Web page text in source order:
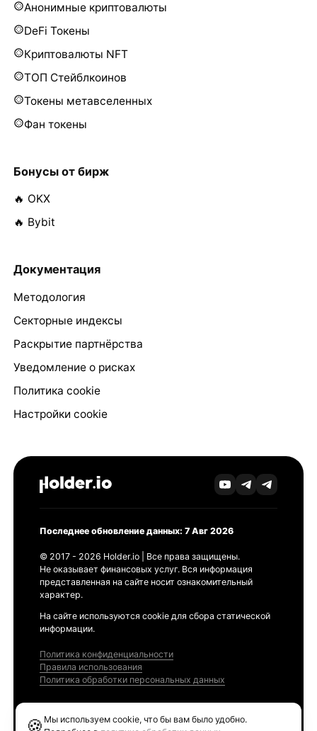
Анонимные криптовалюты
DeFi Токены
Криптовалюты NFT
ТОП Стейблкоинов
Токены метавселенных
Фан токены
Бонусы от бирж
🔥 OKX
🔥 Bybit
Документация
Методология
Секторные индексы
Раскрытие партнёрства
Уведомление о рисках
Политика cookie
Настройки cookie
Последнее обновление данных: 7 Авг 2026
© 2017 - 2026 Holder.io | Все права защищены.
Не оказывает финансовых услуг. Вся информация
представленная на сайте носит ознакомительный
характер.
На сайте используются cookie для сбора статической
информации.
Политика конфиденциальности
Правила использования
Политика обработки персональных данных
🍪 Мы используем cookie, что бы вам было удобно.